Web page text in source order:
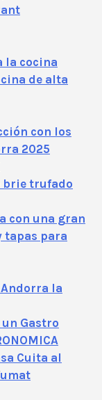
la cocina
de alta
con los
2025
brie trufado
con una gran
tapas para
la
Gastro
Cuita al